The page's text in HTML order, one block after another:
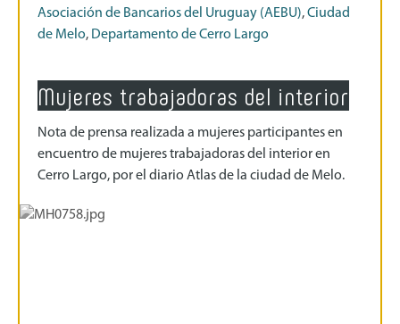
Asociación de Bancarios del Uruguay (AEBU),Ciudad
de Melo, Departamento de Cerro Largo
Mujeres trabajadoras del interior
Nota de prensa realizada a mujeres participantes en
encuentro de mujeres trabajadoras del interior en
Cerro Largo, por el diario Atlas de la ciudad de Melo.